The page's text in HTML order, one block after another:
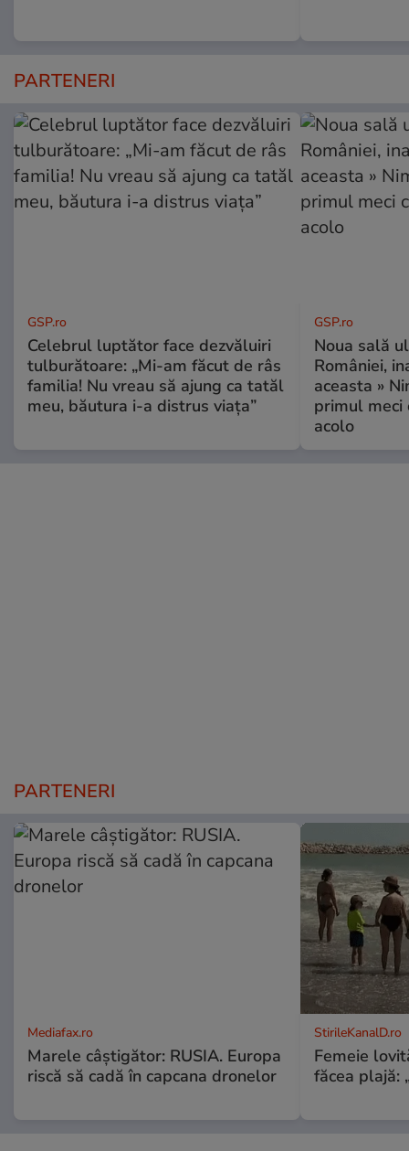
PARTENERI
GSP.ro
Celebrul luptător face dezvăluiri
tulburătoare: „Mi-am făcut de râs
familia! Nu vreau să ajung ca tatăl
meu, băutura i-a distrus viața”
GSP.ro
Noua sală
României,
aceasta »
primul meci
acolo
PARTENERI
Mediafax.ro
Marele câștigător: RUSIA. Europa
riscă să cadă în capcana dronelor
StirileKanalD.ro
Femeie
făcea plajă: